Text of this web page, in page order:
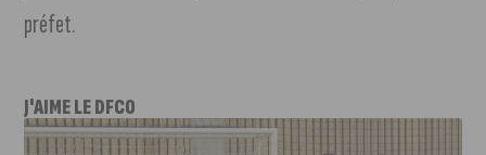
préfet.
J'AIME LE DFCO